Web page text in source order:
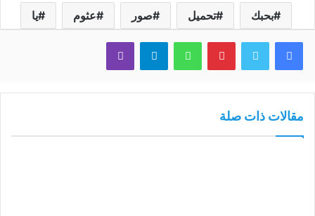
بحبك تحميل صور عثوم يا
فيسبوك تويتر بينتيريستواتساب تيلقرام ڤايبر
مقالات ذات صلة